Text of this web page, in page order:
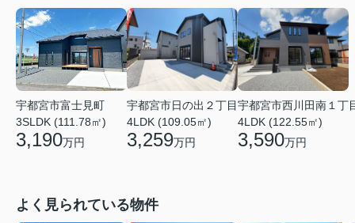
宇都宮市富士見町
3SLDK (111.78㎡)
3,190万円
宇都宮市日の出２丁目
4LDK (109.05㎡)
3,259万円
宇都宮市西川田南１丁
4LDK (122.55㎡)
3,590万円
よく見られている物件